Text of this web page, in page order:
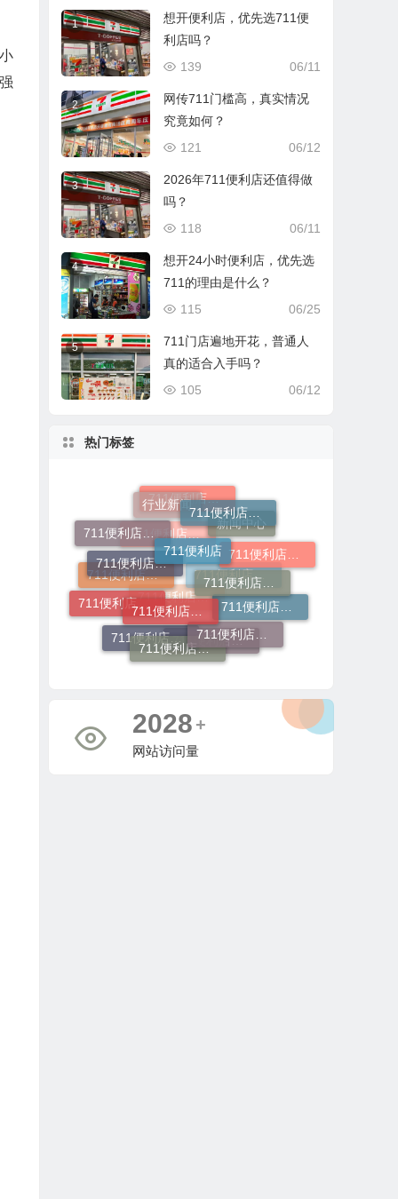
1
想开便利店，优先选711便
利店吗？
06/11
139
2
网传711门槛高，真实情况
究竟如何？
06/12
121
3
2026年711便利店还值得做
吗？
06/11
118
4
想开24小时便利店，优先选
711的理由是什么？
06/25
115
5
711门店遍地开花，普通人
真的适合入手吗？
06/12
105
热门标签
711便利店加盟
711便利店加盟费及条件
新闻中心
711便利店利润分成模式
711便利店加盟总部
711便利店加盟咨询
711便利店投资金额
行业新闻 711便利店加盟费用明细
711便利店运营支持政策
711便利店加盟条件有哪些
711便利店加盟条件
711便利店加盟流程
711便利店
711便利店加盟官网
711便利店加盟电话
711便利店开店
4288 +
网站访问量